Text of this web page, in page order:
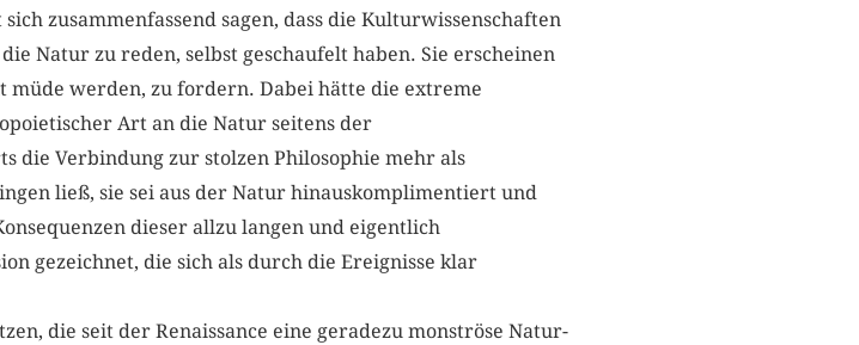
zusammenfassend sagen, dass die Kulturwissenschaften
Natur zu reden, selbst geschaufelt haben. Sie erscheinen
müde werden, zu fordern. Dabei hätte die extreme
Art an die Natur seitens der
die Verbindung zur stolzen Philosophie mehr als
ließ, sie sei aus der Natur hinauskomplimentiert und
dieser allzu langen und eigentlich
gezeichnet, die sich als durch die Ereignisse klar
die seit der Renaissance eine geradezu monströse Natur-